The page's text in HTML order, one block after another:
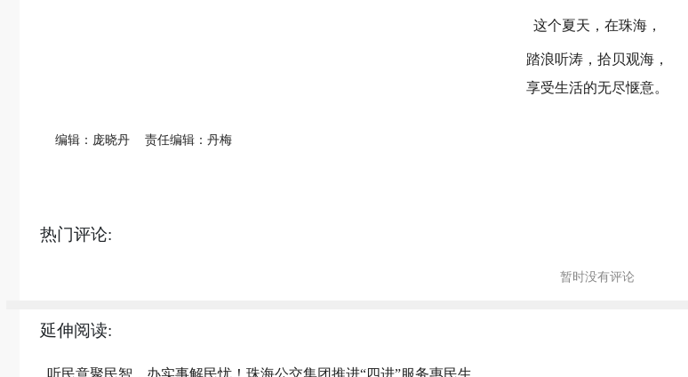
这个夏天，在珠海，
踏浪听涛，拾贝观海，
享受生活的无尽惬意。
编辑：庞晓丹 责任编辑：丹梅
热门评论:
暂时没有评论
延伸阅读:
听民意聚民智，办实事解民忧！珠海公交集团推进“四进”服务惠民生